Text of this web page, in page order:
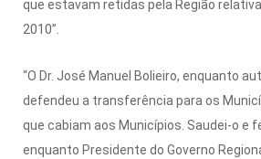
que estavam retidas pela Região
2010”.
“O Dr. José Manuel Bolieiro, enquanto
defendeu a transferência para os
que cabiam aos Municípios. Saudei-o e
enquanto Presidente do Governo